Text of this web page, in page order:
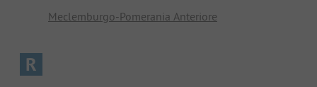
Meclemburgo-Pomerania Anteriore
R